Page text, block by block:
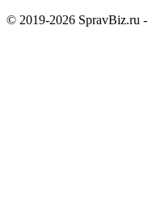
© 2019-2026 SpravBiz.ru -